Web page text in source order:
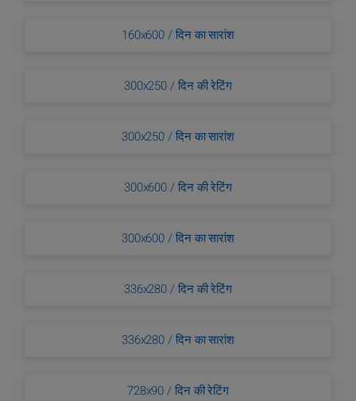
160x600 / दिन का सारांश
300x250 / दिन की रेटिंग
300x250 / दिन का सारांश
300x600 / दिन की रेटिंग
300x600 / दिन का सारांश
336x280 / दिन की रेटिंग
336x280 / दिन का सारांश
728x90 / दिन की रेटिंग